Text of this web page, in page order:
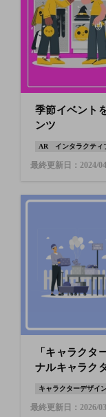
季節イベント
ンツ
AR インタラクティ
最終更新日：2024/
「キャラクタ
ナルキャラク
キャラクターデザイ
最終更新日：2026/